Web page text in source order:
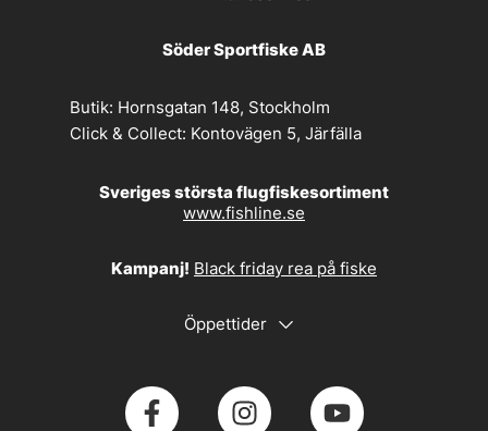
Söder Sportfiske AB
Butik: Hornsgatan 148, Stockholm
Click & Collect: Kontovägen 5, Järfälla
Sveriges största flugfiskesortiment
www.fishline.se
Kampanj! Black friday rea på fiske
Öppettider